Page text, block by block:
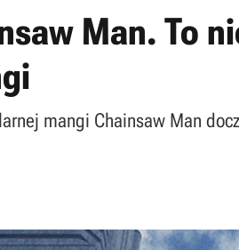
Man. To
mangi Chainsaw Man